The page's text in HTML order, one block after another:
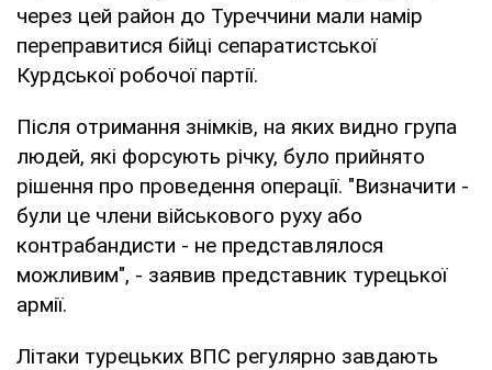
через цей район до Туреччини мали намір
переправитися бійці сепаратистської
Курдської робочої партії.
Після отримання знімків, на яких видно група
людей, які форсують річку, було прийнято
рішення про проведення операції. "Визначити -
були це члени військового руху або
контрабандисти - не представлялося
можливим", - заявив представник турецької
армії.
Літаки турецьких ВПС регулярно завдають